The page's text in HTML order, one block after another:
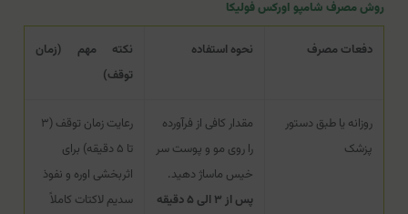
روش مصرف شامپو اورکس فولیکا
دفعات مصرف نحوه استفاده
نکته مهم (زمان
توقف)
روزانه یا طبق دستور
پزشک
مقدار کافی از فرآورده
را روی مو و پوست سر
خیس ماساژ دهید.
پس از ۳ الی ۵ دقیقه
رعایت زمان توقف (۳
تا ۵ دقیقه) برای
اثربخشی اوره و نفوذ
سدیم لاکتات کاملاً